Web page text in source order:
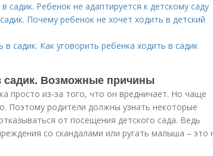
садик. Ребенок не адаптируется к детскому саду
Почему ребенок не хочет ходить в детский
садик. Как уговорить ребенка ходить в садик
садик. Возможные причины
просто из-за того, что он вредничает. Но чаще
Поэтому родители должны узнать некоторые
от посещения детского сада. Ведь
со скандалами или ругать малыша – это